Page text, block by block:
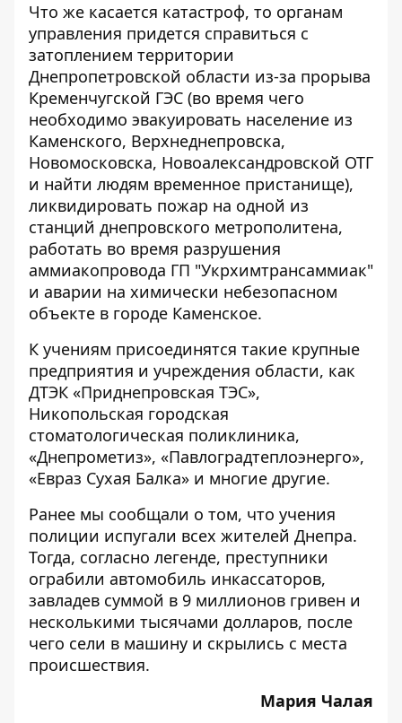
Что же касается катастроф, то органам
управления придется справиться с
затоплением территории
Днепропетровской области из-за прорыва
Кременчугской ГЭС (во время чего
необходимо эвакуировать население из
Каменского, Верхнеднепровска,
Новомосковска, Новоалександровской ОТГ
и найти людям временное пристанище),
ликвидировать пожар на одной из
станций днепровского метрополитена,
работать во время разрушения
аммиакопровода ГП "Укрхимтрансаммиак"
и аварии на химически небезопасном
объекте в городе Каменское.
К учениям присоединятся такие крупные
предприятия и учреждения области, как
ДТЭК «Приднепровская ТЭС»,
Никопольская городская
стоматологическая поликлиника,
«Днепрометиз», «Павлоградтеплоэнерго»,
«Евраз Сухая Балка» и многие другие.
Ранее мы сообщали о том, что учения
полиции испугали всех жителей Днепра.
Тогда, согласно легенде, преступники
ограбили автомобиль инкассаторов,
завладев суммой в 9 миллионов гривен и
несколькими тысячами долларов, после
чего сели в машину и скрылись с места
происшествия.
Мария Чалая